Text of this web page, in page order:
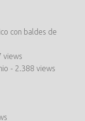
con baldes de
views
- 2.388 views